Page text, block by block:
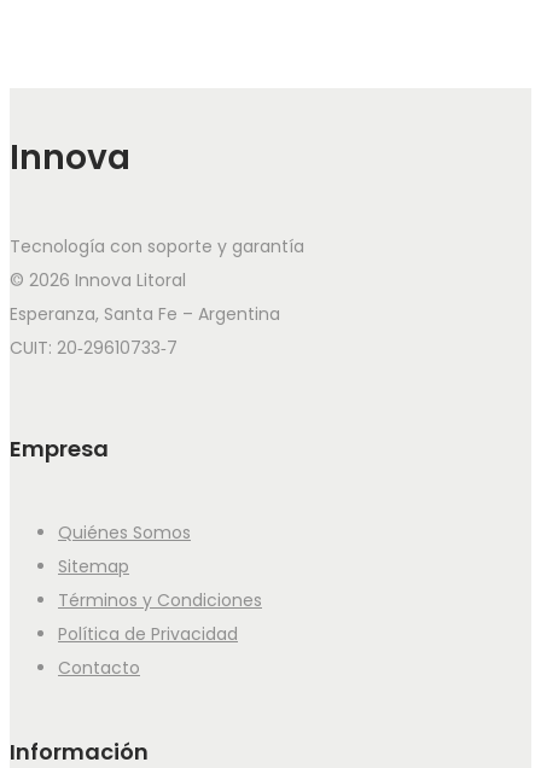
Innova
Tecnología con soporte y garantía
© 2026 Innova Litoral
Esperanza, Santa Fe – Argentina
CUIT: 20‑29610733‑7
Empresa
Quiénes Somos
Sitemap
Términos y Condiciones
Política de Privacidad
Contacto
Información